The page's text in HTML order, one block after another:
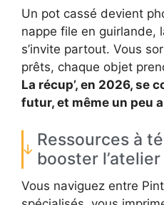
Un pot cassé devient
nappe file en guirlande,
s’invite partout. Vous
prêts, chaque objet
La récup’, en 2026, se
futur, et même un peu
Ressources à
booster l’atelier
Vous naviguez entre